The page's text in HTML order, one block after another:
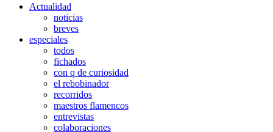
Actualidad
noticias
breves
especiales
todos
fichados
con q de curiosidad
el rebobinador
recorridos
maestros flamencos
entrevistas
colaboraciones